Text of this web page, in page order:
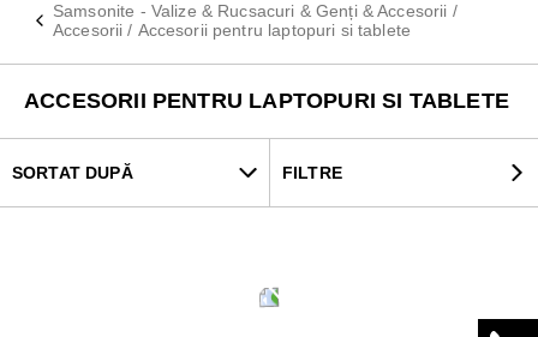
Samsonite - Valize & Rucsacuri & Genți & Accesorii /
Accesorii / Accesorii pentru laptopuri si tablete
ACCESORII PENTRU LAPTOPURI SI TABLETE
SORTAT DUPĂ FILTRE